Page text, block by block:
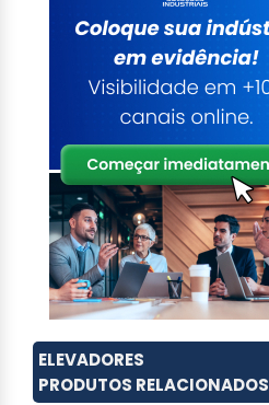
ELEVADORES
PRODUTOS RELACIONADOS